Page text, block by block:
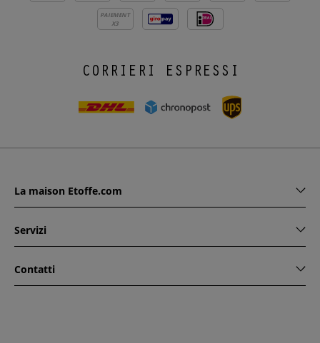
PAIEMENT
X3
CORRIERI ESPRESSI
La maison Etoffe.com
Servizi
Contatti